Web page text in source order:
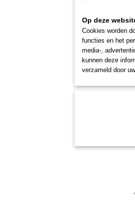
Op deze
Cookies worden
functies en het
media-,
kunnen deze
verzameld door